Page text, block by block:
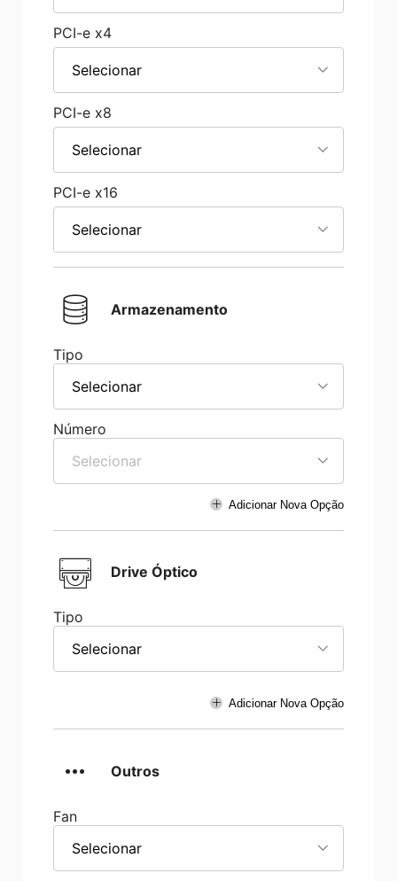
PCI-e x4
Selecionar
PCI-e x8
Selecionar
PCI-e x16
Selecionar
Armazenamento
Tipo
Selecionar
Número
Selecionar
Adicionar Nova Opção
Drive Óptico
Tipo
Selecionar
Adicionar Nova Opção
Outros
Fan
Selecionar